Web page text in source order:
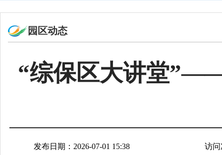
园区动态
“综保区大讲堂
发布日期：2026-07-01 15:38 访问